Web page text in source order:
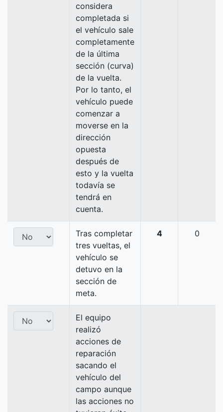
considera
completada si
el vehículo sale
completamente
de la última
sección (curva)
de la vuelta.
Por lo tanto, el
vehículo puede
comenzar a
moverse en la
dirección
opuesta
después de
esto y la vuelta
todavía se
tendrá en
cuenta.
Tras completar
tres vueltas, el
vehículo se
detuvo en la
sección de
meta.
4 0
El equipo
realizó
acciones de
reparación
sacando el
vehículo del
campo aunque
las acciones no